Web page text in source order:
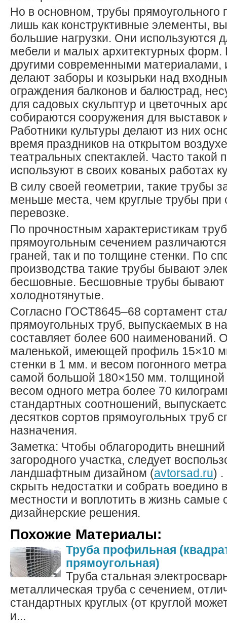
Но в основном, трубы
лишь как конструктивные элементы,
большие нагрузки. Они используются
мебели и малых архитектурных форм.
другими современными материалами,
делают заборы и козырьки над
ограждения балконов и балюстрад,
для садовых скульптур и цветочных
собираются сооружения для выставок
Работники культуры делают из них
время праздников на открытом
театральных спектаклей. Часто такой
используют в своих кованых работах
В силу своей геометрии, такие трубы
меньше места, чем круглые трубы при
перевозке.
По прочностным характеристикам
прямоугольным сечением
граней, так и по толщине стенки. По
производства такие трубы бывают
бесшовные. Бесшовные трубы бывают
холоднотянутые.
Согласно ГОСТ8645–68 сортамент
прямоугольных труб, выпускаемых в
составляет более 600 наименований.
маленькой, имеющей профиль 15×10
стенки в 1 мм. и весом погонного
самой большой 180×150 мм. толщиной
весом одного метра более 70
стандартных соотношений,
десятков сортов прямоугольных труб
назначения.
Заметка: Чтобы облагородить
загородного участка, следует
ландшафтным дизайном (avtorsad.ru) .
скрыть недостатки и собрать воедино
местности и воплотить в жизнь самые
дизайнерские решения.
Похожие Материалы:
Труба профильная
прямоугольная)
Труба стальная
металлическая труба с сечением,
стандартных круглых (от круглой
и...